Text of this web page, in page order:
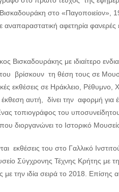
στο «Παγοποιείον»,
αφετηρία φανερές
Βισκαδουράκης με ιδιαίτερο
βρίσκουν τη θέση τους σε
εκθέσεις σε Ηράκλειο, Ρέθυμνο,
αυτή, δίνει την αφορμή για
τοπιογράφος του
διοργανώνει το Ιστορικό
εκθέσεις του στο Γαλλικό
Σύγχρονης Τέχνης Κρήτης με
την ιδία σειρά το 2018. Επίσης